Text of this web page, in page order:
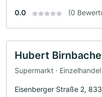
0.0 (0
Hubert
Supermarkt · Einzelhandel
Eisenberger Straße 2,